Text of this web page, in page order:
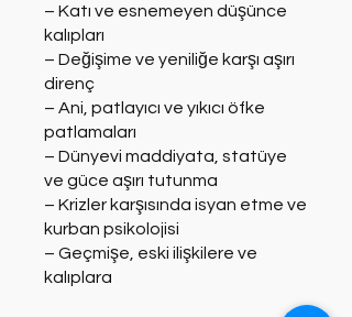
– Katı ve esnemeyen düşünce
kalıpları
– Değişime ve yeniliğe karşı aşırı
direnç
– Ani, patlayıcı ve yıkıcı öfke
patlamaları
– Dünyevi maddiyata, statüye
ve güce aşırı tutunma
– Krizler karşısında isyan etme ve
kurban psikolojisi
– Geçmişe, eski ilişkilere ve
kalıplara